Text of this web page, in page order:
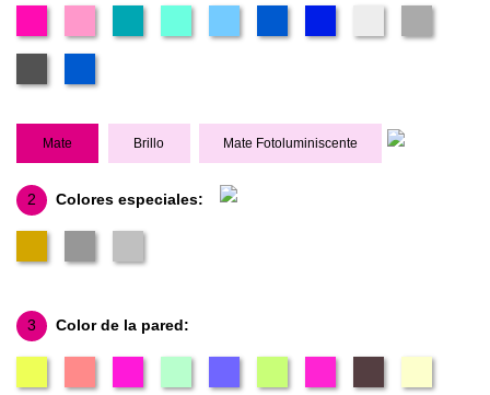
Mate Brillo Mate Fotoluminiscente
2 Colores especiales:
3 Color de la pared: